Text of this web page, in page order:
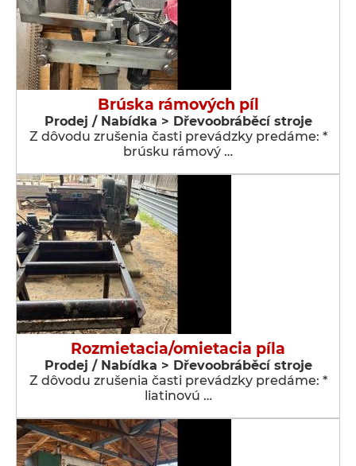
Brúska rámových píl
Prodej / Nabídka > Dřevoobráběcí stroje
Z dôvodu zrušenia časti prevádzky predáme: *
brúsku rámový …
Rozmietacia/omietacia píla
Prodej / Nabídka > Dřevoobráběcí stroje
Z dôvodu zrušenia časti prevádzky predáme: *
liatinovú …